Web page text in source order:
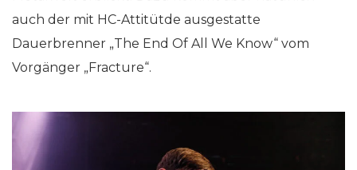
auch der mit HC-Attitütde ausgestatte
Dauerbrenner „The End Of All We Know“ vom
Vorgänger „Fracture“.